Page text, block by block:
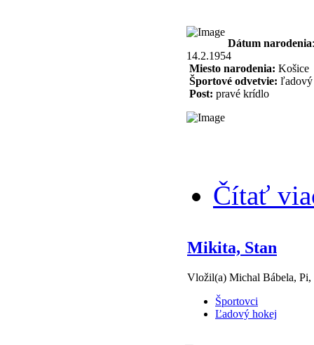
Dátum narodenia:
14.2.1954
Miesto narodenia: Košice
Športové odvetvie: ľadový
Post: pravé krídlo
Čítať
Mikita, Stan
Vložil(a) Michal Bábela, Pi,
Športovci
Ľadový hokej